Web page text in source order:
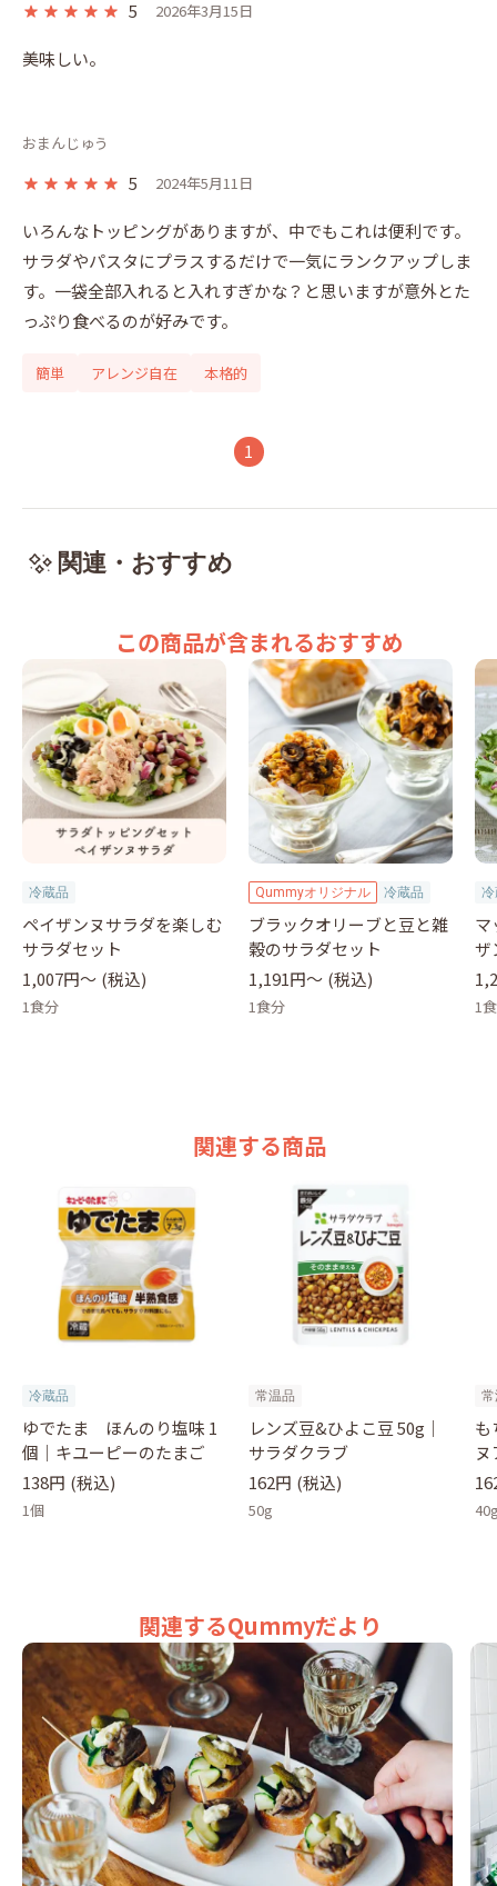
5 2026年3月15日
美味しい。
おまんじゅう
5 2024年5月11日
いろんなトッピングがありますが、中でもこれは便利です。
サラダやパスタにプラスするだけで一気にランクアップしま
す。一袋全部入れると入れすぎかな？と思いますが意外とた
っぷり食べるのが好みです。
簡単 アレンジ自在 本格的
1
関連・おすすめ
この商品が含まれるおすすめ
冷蔵品
ペイザンヌサラダを楽しむ
サラダセット
1,007円〜 (税込)
1食分
Qummyオリジナル 冷蔵品
ブラックオリーブと豆と雑
穀のサラダセット
1,191円〜 (税込)
1食分
マ
ザ
1
関連する商品
冷蔵品
ゆでたま ほんのり塩味 1
個｜キユーピーのたまご
138円 (税込)
1個
常温品
レンズ豆&ひよこ豆 50g｜
サラダクラブ
162円 (税込)
50g
も
ダ
関連するQummyだより